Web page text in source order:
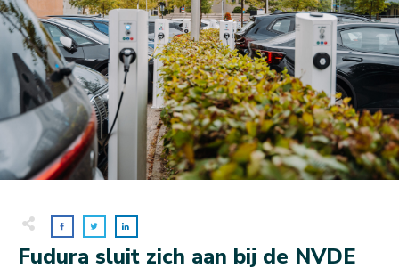
Fudura sluit zich aan bij de NVDE